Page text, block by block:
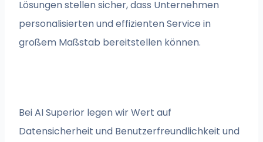
Lösungen stellen sicher, dass Unternehmen
personalisierten und effizienten Service in
großem Maßstab bereitstellen können.
Bei AI Superior legen wir Wert auf
Datensicherheit und Benutzerfreundlichkeit und